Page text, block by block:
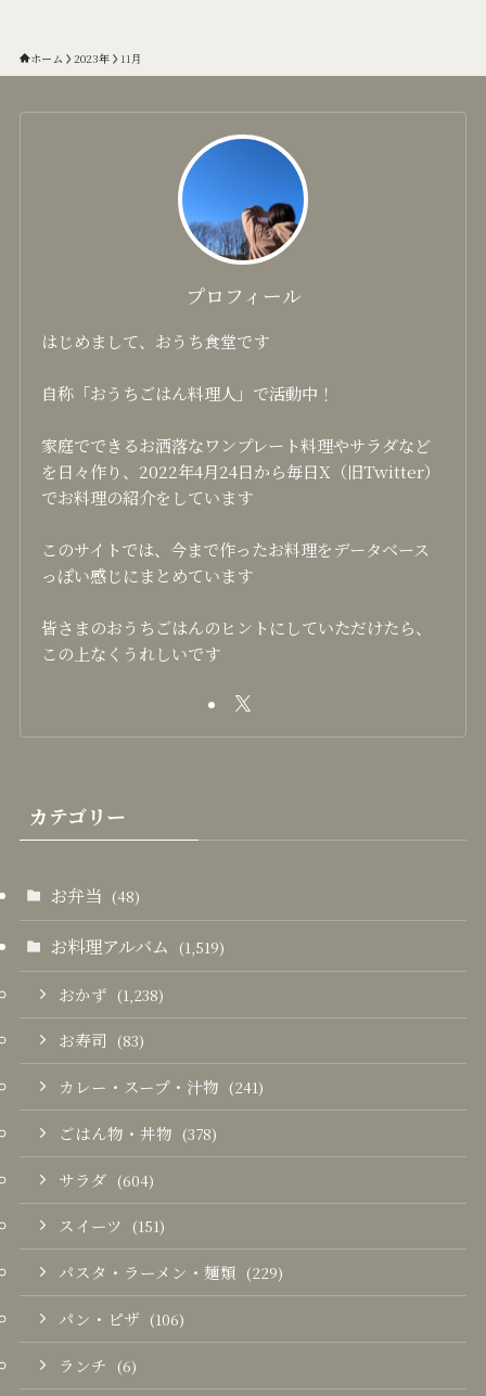
ホーム 2023年 11月
プロフィール
はじめまして、おうち食堂です
自称「おうちごはん料理人」で活動中！
家庭でできるお洒落なワンプレート料理やサラダなど
を日々作り、2022年4月24日から毎日X（旧Twitter）
でお料理の紹介をしています
このサイトでは、今まで作ったお料理をデータベース
っぽい感じにまとめています
皆さまのおうちごはんのヒントにしていただけたら、
この上なくうれしいです
カテゴリー
お弁当 (48)
お料理アルバム (1,519)
おかず (1,238)
お寿司 (83)
カレー・スープ・汁物 (241)
ごはん物・丼物 (378)
サラダ (604)
スイーツ (151)
パスタ・ラーメン・麺類 (229)
パン・ピザ (106)
ランチ (6)